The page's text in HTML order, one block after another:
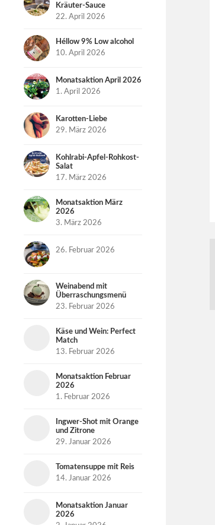
Kräuter-Sauce
22. April 2026
Héllow 9% Low alcohol
10. April 2026
Monatsaktion April 2026
1. April 2026
Karotten-Liebe
29. März 2026
Kohlrabi-Apfel-Rohkost-
Salat
17. März 2026
Monatsaktion März
2026
3. März 2026
26. Februar 2026
Weinabend mit
Überraschungsmenü
23. Februar 2026
Käse und Wein: Perfect
Match
13. Februar 2026
Monatsaktion Februar
2026
1. Februar 2026
Ingwer-Shot mit Orange
und Zitrone
29. Januar 2026
Tomatensuppe mit Reis
14. Januar 2026
Monatsaktion Januar
2026